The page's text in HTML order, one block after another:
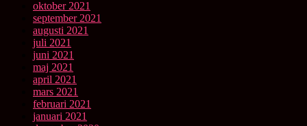
oktober 2021
september 2021
augusti 2021
juli 2021
juni 2021
maj 2021
april 2021
mars 2021
februari 2021
januari 2021